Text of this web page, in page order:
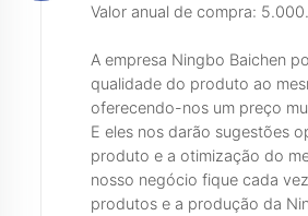
Valor anual de compra:
A empresa Ningbo Baichen
qualidade do produto ao
oferecendo-nos um preço
E eles nos darão sugestões
produto e a otimização do
nosso negócio fique cada
produtos e a produção da